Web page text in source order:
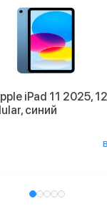
iPad 11 2025,
синий